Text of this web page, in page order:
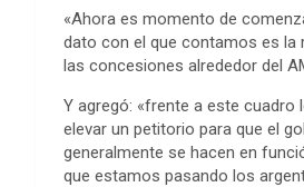
«Ahora es momento de
dato con el que contamos es la
las concesiones alrededor del
Y agregó: «frente a este
elevar un petitorio para que el
generalmente se hacen en
que estamos pasando los